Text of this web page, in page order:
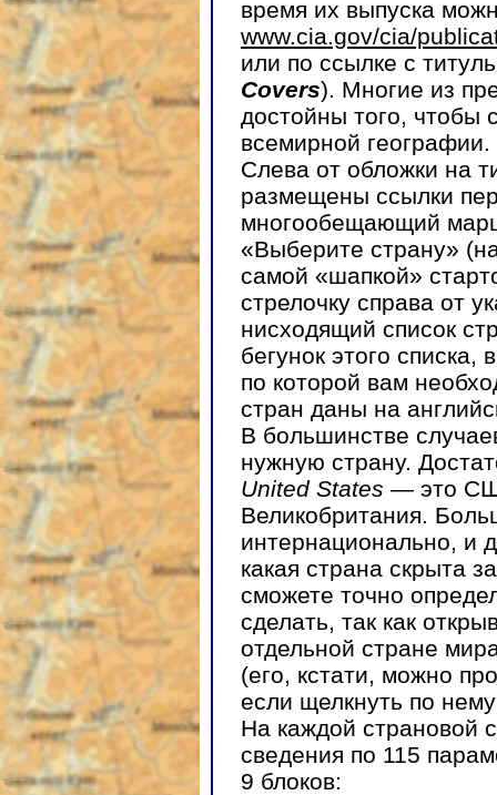
время их выпуска
www.cia.gov/cia/
или по ссылке с
Covers). Многие из
достойны того, чтобы
всемирной географии.
Слева от обложки на
размещены ссылки
многообещающий
«Выберите страну»
самой «шапкой»
стрелочку справа от
нисходящий список
бегунок этого
по которой вам
стран даны на
В большинстве
нужную страну.
United States — это
Великобритания.
интернационально, и
какая страна скрыта
сможете точно
сделать, так как
отдельной стране
(его, кстати, можно
если щелкнуть по
На каждой страновой
сведения по 115
9 блоков: